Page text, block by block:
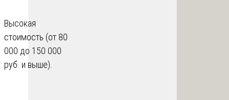
Высокая
стоимость (от 80
000 до 150 000
руб. и выше).